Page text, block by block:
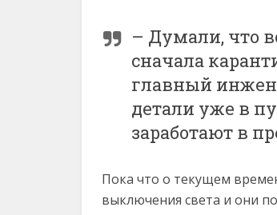
– Думали, что
сначала
главный
детали уже в
заработают в
Пока что о текущем
выключения света и они